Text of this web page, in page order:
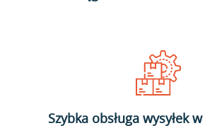
Szybka obsługa wysyłek